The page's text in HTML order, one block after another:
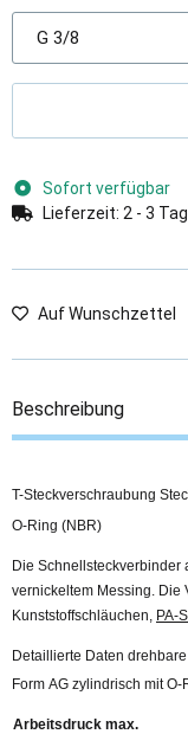
G 3/8
Sofort verfügbar
Lieferzeit: 2 - 3
Auf Wunschzettel
Beschreibung
T-Steckverschraubung
O-Ring (NBR)
Die Schnellsteckverbinder
vernickeltem Messing. Die
Kunststoffschläuchen, PA-
Detaillierte Daten
Form AG zylindrisch mit
Arbeitsdruck max.